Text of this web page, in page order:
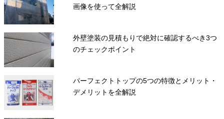
画像を使って全解説
外壁塗装の見積もりで絶対に確認するべき3つ
のチェックポイント
パーフェクトトップの5つの特徴とメリット・
デメリットを全解説